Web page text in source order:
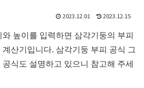
2023.12.01 2023.12.15
높이를 입력하면 삼각기둥의 부피
산기입니다. 삼각기둥 부피 공식 그
식도 설명하고 있으니 참고해 주세